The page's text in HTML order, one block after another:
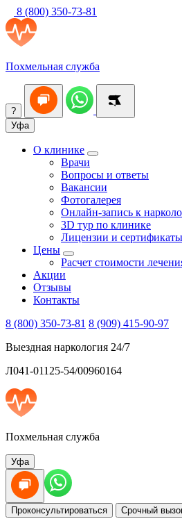
8 (800) 350-73-81
Похмельная служба
?
Уфа
О клинике
Врачи
Вопросы и ответы
Вакансии
Фотогалерея
Онлайн-запись к
3D тур по клинике
Лицензии и сертификаты
Цены
Расчет стоимости
Акции
Отзывы
Контакты
8 (800) 350-73-81 8 (909) 415-90-97
Выездная наркология 24/7
Л041-01125-54/00960164
Похмельная служба
Уфа
Проконсультироваться Срочный